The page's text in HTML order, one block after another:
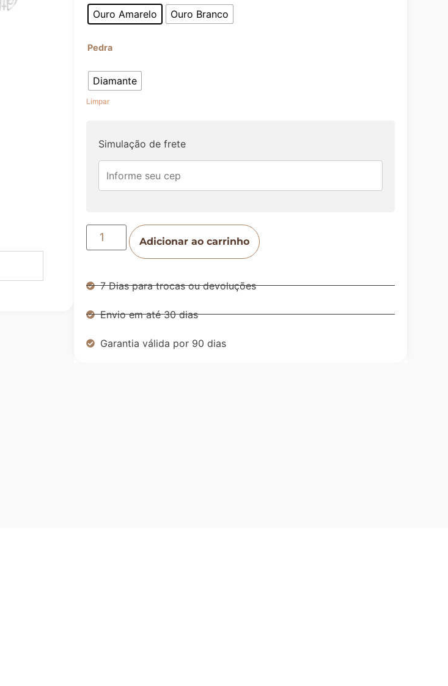
Ouro Amarelo Ouro Branco
Pedra
Diamante
Limpar
Simulação de frete
Adicionar ao carrinho
7 Dias para trocas ou devoluções
Envio em até 30 dias
Garantia válida por 90 dias